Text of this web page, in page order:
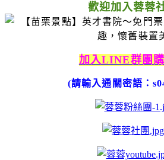
歡迎加入蓉蓉
加入LINE群團
(請輸入通關密語：